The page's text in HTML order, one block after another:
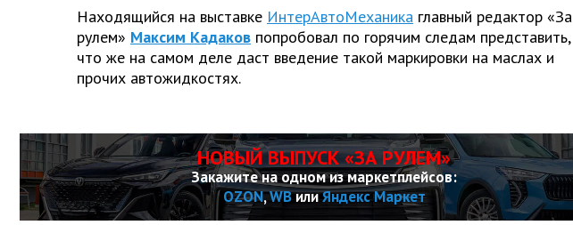
Находящийся на выставке ИнтерАвтоМеханика главный редактор «За
рулем» Максим Кадаков попробовал по горячим следам представить,
что же на самом деле даст введение такой маркировки на маслах и
прочих автожидкостях.
НОВЫЙ ВЫПУСК «ЗА РУЛЕМ»
Закажите на одном из маркетплейсов:
OZON,WBилиЯндекс Маркет